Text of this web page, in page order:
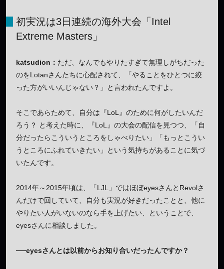
初実況は3日連続の海外大会「Intel
Extreme Masters」
katsudion： ただ、なんでもやりたすぎて無理しがちだった
のをLotanさんたちに心配されて、「やることをひとつに絞
った方がいいんじゃない？」と言われたんですよ。
そこであらためて、自分は『LoL』のために何がしたいんだ
ろう？ と考えた時に、『LoL』の大会の配信を見つつ、「自
分だったらこういうところをしゃべりたい」「もっとこうい
うところにふれていきたい」という気持ちがあることに気づ
いたんです。
2014年～2015年頃は、「LJL」ではほぼeyesさんとRevolさ
んだけで回していて、自分も実況が好きだったことと、他に
やりたい人がいないのなら手を上げたい、ということで、
eyesさんに相談しました。
──eyesさんとは以前からお知り合いだったんですか？